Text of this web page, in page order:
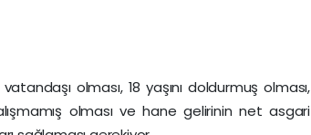
olması, 18 yaşını doldurmuş olması,
olması ve hane gelirinin net asgari